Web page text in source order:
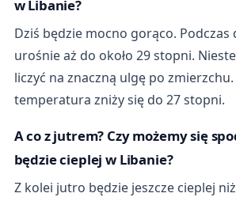
w Libanie?
Dziś będzie mocno gorąco.
urośnie aż do około 29 stopni.
liczyć na znaczną ulgę po
temperatura zniży się do 27 stopni.
A co z jutrem? Czy możemy się
będzie cieplej w Libanie?
Z kolei jutro będzie jeszcze cieplej